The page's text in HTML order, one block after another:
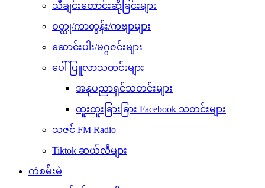
သီချင်းတောင်းဆိုခြင်းများ
ဝတ္ထု/ကာတွန်း/ကဗျာများ
ဆောင်းပါး/မဂ္ဂဇင်းများ
ပေါ်ပြူလာသတင်းများ
အနုပညာရှင်သတင်းများ
ထူးထူးခြားခြား Facebook သတင်းများ
သဇင် FM Radio
Tiktok ဆယ်လီများ
ကံစမ်းမဲ